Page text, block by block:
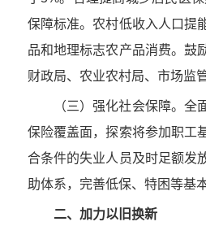
保障标准。农村低收入人口提
品和地理标志农产品消费。鼓
财政局、农业农村局、市场监管
（三）强化社会保障。
保险覆盖面，探索将参加职工
合条件的失业人员及时足额发
助体系，完善低保、特困等基
二、加力以旧换新